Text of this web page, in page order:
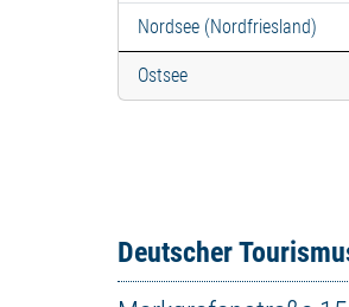
Nordsee (Nordfriesland)
Ostsee
Deutscher